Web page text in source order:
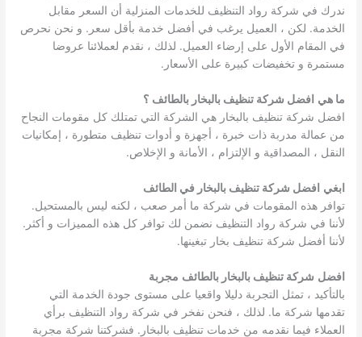
ندرك في شركة رواد التنظيف للخدمات المنزلية أن السعر مقابل
الخدمة. لكن ، العميل يرغب في أفضل خدمة بأقل سعر. و نحن نحرص
في المقام الأول على إرضاء العميل. لذلك ، نقدم لعملائنا عروضا
مستمرة و تخفيضات كبيرة على الأسعار.
ما هي افضل شركة تنظيف بالبخار بالطائف ؟
افضل شركة تنظيف بالبخار هي الشركة التي تمتلك كل مقومات النجاح
من عمالة مدربة ذات خبرة ، أجهزة و أدوات تنظيف متطورة ، إمكانيات
النقل ، المصداقية و الإلتزام ، الأمانة و الإخلاص.
ابغي افضل شركة تنظيف بالبخار في الطائف
توافر هذه المقومات في شركة ما أمر صعب ، لكنه ليس بالمستحيل.
لأننا في شركة رواد التنظيف نضمن لك توافر كل هذه المميزات و أكثر.
لأننا أفضل شركة تنظيف بخار تبغينها.
افضل شركة تنظيف بالبخار بالطائف مجربة
بالتأكيد ، تمثل التجربة دليلا واقعيا على مستوى جودة الخدمة التي
تقدمها شركة ما. لذلك ، فنحن نفخر في شركة رواد التنظيف برأي
العملاء فيما نقدمه من خدمات تنظيف بالبخار. فشركتنا شركة مجربة